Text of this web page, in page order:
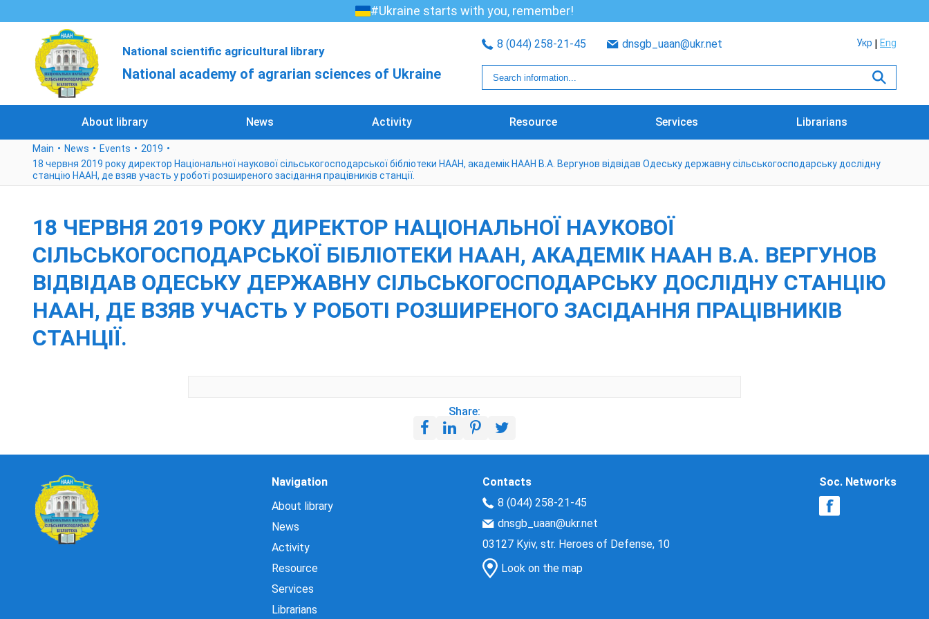
#Ukraine starts with you, remember!
National scientific agricultural library
National academy of agrarian sciences of Ukraine
8 (044) 258-21-45 dnsgb_uaan@ukr.net Укр Eng
About library News Activity Resource Services Librarians
Main News Events
2019
18 червня 2019 року директор Національної наукової сільськогосподарської бібліотеки НААН, академік НААН В.А. Вергунов відвідав Одеську державну сільськогосподарську дослідну
станцію НААН, де взяв участь у роботі розширеного засідання працівників станції.
18 ЧЕРВНЯ 2019 РОКУ ДИРЕКТОР НАЦІОНАЛЬНОЇ НАУКОВОЇ
СІЛЬСЬКОГОСПОДАРСЬКОЇ БІБЛІОТЕКИ НААН, АКАДЕМІК НААН В.А. ВЕРГУНОВ
ВІДВІДАВ ОДЕСЬКУ ДЕРЖАВНУ СІЛЬСЬКОГОСПОДАРСЬКУ ДОСЛІДНУ СТАНЦІЮ
НААН, ДЕ ВЗЯВ УЧАСТЬ У РОБОТІ РОЗШИРЕНОГО ЗАСІДАННЯ ПРАЦІВНИКІВ
СТАНЦІЇ.
Share:
Navigation
About library
News
Activity
Resource
Services
Librarians
Contacts
8 (044) 258-21-45
dnsgb_uaan@ukr.net
03127 Kyiv, str. Heroes of Defense, 10
Look on the map
Soc. Networks